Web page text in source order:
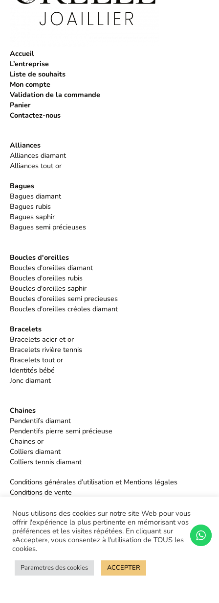
Accueil
L’entreprise
Liste de souhaits
Mon compte
Validation de la commande
Panier
Contactez-nous
Alliances
Alliances diamant
Alliances tout or
Bagues
Bagues diamant
Bagues rubis
Bagues saphir
Bagues semi précieuses
Boucles d'oreilles
Boucles d'oreilles diamant
Boucles d'oreilles rubis
Boucles d'oreilles saphir
Boucles d'oreilles semi precieuses
Boucles d'oreilles créoles diamant
Bracelets
Bracelets acier et or
Bracelets rivière tennis
Bracelets tout or
Identités bébé
Jonc diamant
Chaines
Pendentifs diamant
Pendentifs pierre semi précieuse
Chaines or
Colliers diamant
Colliers tennis diamant
Conditions générales d’utilisation et Mentions légales
Conditions de vente
Nous utilisons des cookies sur notre site Web pour vous
offrir l'expérience la plus pertinente en mémorisant vos
préférences et les visites répétées. En cliquant sur
«Accepter», vous consentez à l'utilisation de TOUS les
cookies.
Parametres des cookies ACCEPTER